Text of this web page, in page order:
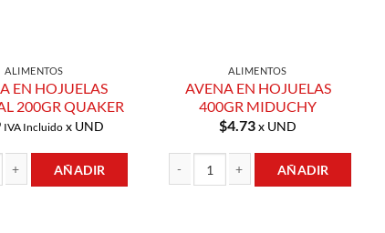
ALIMENTOS
EN HOJUELAS
200GR QUAKER
IVA Incluido x UND
AÑADIR
ALIMENTOS
AVENA EN HOJUELAS
400GR MIDUCHY
$4.73x UND
AÑADIR